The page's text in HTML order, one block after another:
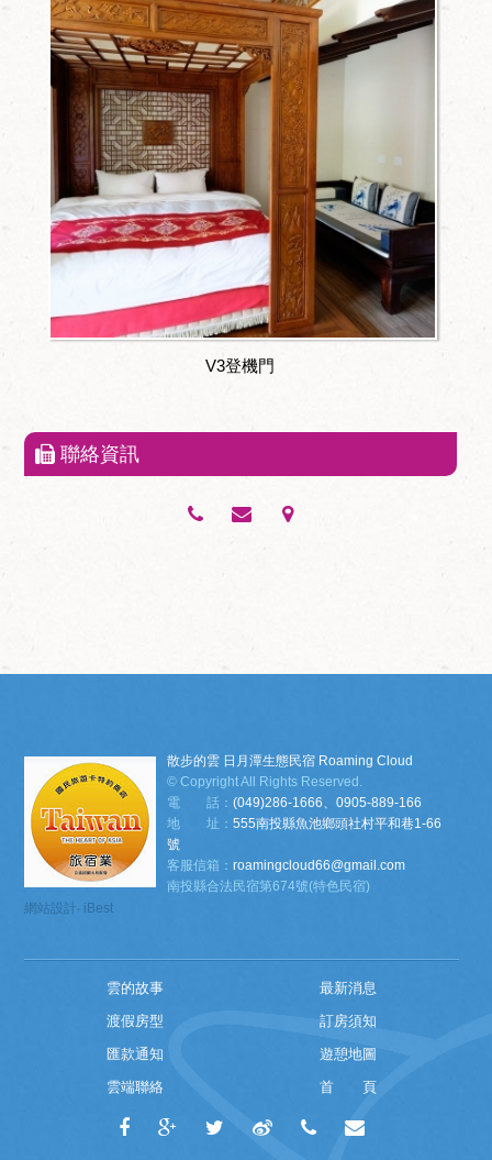
V3登機門
聯絡資訊
網站設計‧ iBest
散步的雲 日月潭生態民宿 Roaming Cloud
© Copyright All Rights Reserved.
電 話：(049)286-1666、0905-889-166
地 址：555南投縣魚池鄉頭社村平和巷1-66
號
客服信箱：roamingcloud66@gmail.com
南投縣合法民宿第674號(特色民宿)
雲的故事
最新消息
渡假房型
訂房須知
匯款通知
遊憩地圖
雲端聯絡
首 頁